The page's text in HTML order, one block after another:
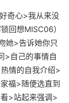
奇心>我从来没
回想MISC06）
她>告诉她你只
>自己的事情自
情的自我介绍>
福>随便选直到
>站起来强调>